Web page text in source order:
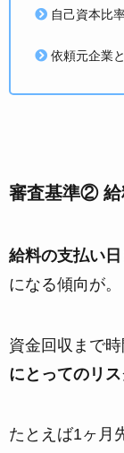
自己資本比
依頼元企業
審査基準② 給
給料の支払い
になる傾向が。
資金回収まで時
にとってのリ
たとえば1ヶ月